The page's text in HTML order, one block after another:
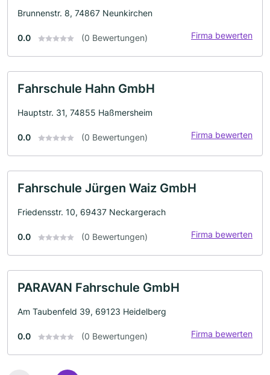
Brunnenstr. 8, 74867 Neunkirchen
0.0 (0 Bewertungen) Firma bewerten
Fahrschule Hahn GmbH
Hauptstr. 31, 74855 Haßmersheim
0.0 (0 Bewertungen) Firma bewerten
Fahrschule Jürgen Waiz GmbH
Friedensstr. 10, 69437 Neckargerach
0.0 (0 Bewertungen) Firma bewerten
PARAVAN Fahrschule GmbH
Am Taubenfeld 39, 69123 Heidelberg
0.0 (0 Bewertungen) Firma bewerten